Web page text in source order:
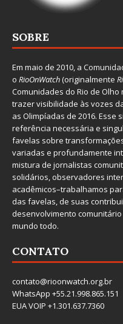
SOBRE
Em maio de 2010, a
o RioOnWatch(originalmente Ri
Comunidades do Rio de
trazer visibilidade às vozes
as Olimpíadas de 2016. Esse
referência necessária e
favelas sobre
variadas e profundamente
mistura de jornalistas
solidários, observadores
acadêmicos–trabalhamos
das favelas, de suas
desenvolvimento
mundo todo.
CONTATO
contato@rioonwatch.org.br
WhatsApp +55.21.998.865.151
EUA VOIP +1.301.637.7360